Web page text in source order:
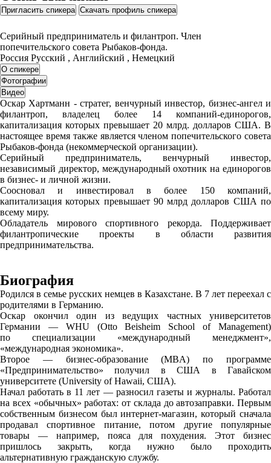
Пригласить спикера Скачать профиль спикера
Серийный предприниматель и филантроп. Член
попечительского совета Рыбаков-фонда.
Россия Русский , Английский , Немецкий
О спикере
Фотографии
Видео
Оскар Хартманн - стратег, венчурный инвестор, бизнес-ангел и
филантроп, владелец более 14 компаний-единорогов,
капитализация которых превышает 20 млрд. долларов США. В
настоящее время также является членом попечительского совета
Рыбаков-фонда (некоммерческой организации).
Серийный предприниматель, венчурный инвестор,
независимый директор, международный охотник на единорогов
в бизнес- и личной жизни.
Соосновал и инвестировал в более 150 компаний,
капитализация которых превышает 90 млрд долларов США по
всему миру.
Обладатель мирового спортивного рекорда. Поддерживает
филантропические проекты в области развития
предпринимательства.
Биография
Родился в семье русских немцев в Казахстане. В 7 лет переехал с
родителями в Германию.
Оскар окончил один из ведущих частных университетов
Германии — WHU (Otto Beisheim School of Management)
по специализации «международный менеджмент»,
«международная экономика».
Второе — бизнес-образование (MBA) по программе
«Предпринимательство» получил в США в Гавайском
университете (University of Hawaii, США).
Начал работать в 11 лет — разносил газеты и журналы. Работал
на всех «обычных» работах: от склада до автозаправки. Первым
собственным бизнесом был интернет-магазин, который сначала
продавал спортивное питание, потом другие популярные
товары — например, пояса для похудения. Этот бизнес
пришлось закрыть, когда нужно было проходить
альтернативную гражданскую службу.